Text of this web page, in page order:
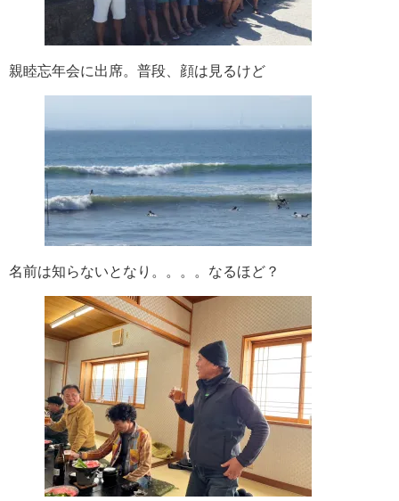
親睦忘年会に出席。普段、顔は見るけど
名前は知らないとなり。。。。なるほど？